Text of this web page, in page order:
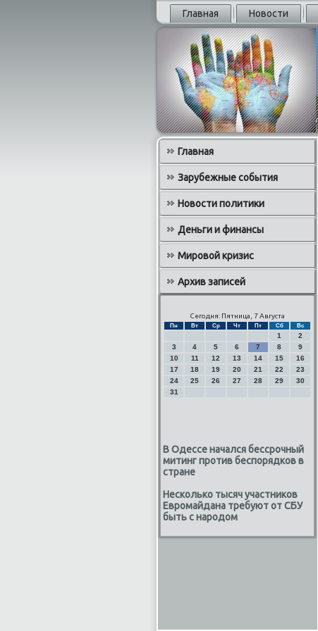
Главная Новости
Главная
Зарубежные события
Новости политики
Деньги и финансы
Мировой кризис
Архив записей
Сегодня: Пятница, 7 Августа
Пн Вт Ср Чт Пт Сб Вс
1
2
3
4 5 6 7 8
9
10
11 12 13 14 15
16
17
18 19 20 21 22
23
24
25 26 27 28 29
30
31
В Одессе начался бессрочный
митинг против беспорядков в
стране
Несколько тысяч участников
Евромайдана требуют от СБУ
быть с народом